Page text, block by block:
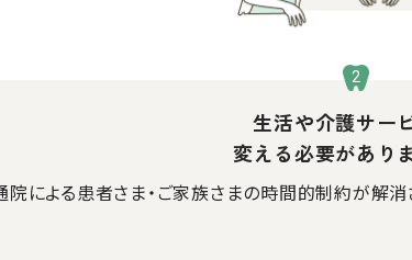
生活や介護サー
変える必要があり
による患者さま・ご家族さまの時間的制約が解